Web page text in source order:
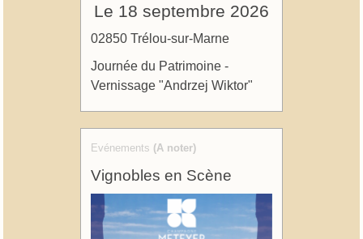
Le 18 septembre 2026
02850 Trélou-sur-Marne
Journée du Patrimoine -
Vernissage "Andrzej Wiktor"
Evénements (A noter)
Vignobles en Scène